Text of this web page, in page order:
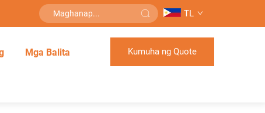
TL
Mga Balita Kumuha ng Quote